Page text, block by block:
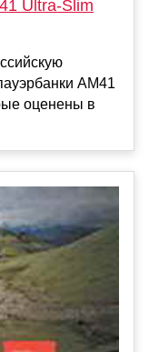
Ultra-Slim
AM41
оценены в